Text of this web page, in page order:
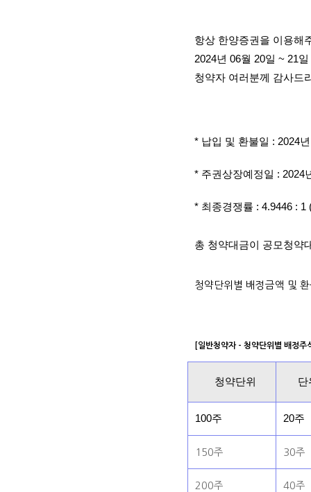
항상 한양증권을 이용해
2024년 06월 20일 ~ 21
청약자 여러분께 감사드
* 납입 및 환불일 : 2024
* 주권상장예정일 : 2024
* 최종경쟁률 : 4.9446 :
총 청약대금이 공모청약
청약단위별 배정금액 및
[일반청약자 - 청약단위별 배정주
청약단위 단
100주 20주
150주 30주
200주 40주